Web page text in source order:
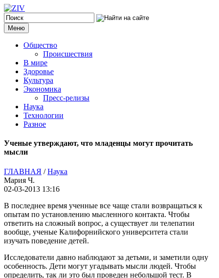
Меню
Общество
Происшествия
В мире
Здоровье
Культура
Экономика
Пресс-релизы
Наука
Технологии
Разное
Ученые утверждают, что младенцы могут прочитать
мысли
ГЛАВНАЯ /Наука
Мария Ч.
02-03-2013 13:16
В последнее время ученные все чаще стали возвращаться к
опытам по установлению мысленного контакта. Чтобы
ответить на сложный вопрос, а существует ли телепатии
вообще, ученые Калифорнийского университета стали
изучать поведение детей.
Исследователи давно наблюдают за детьми, и заметили одну
особенность. Дети могут угадывать мысли людей. Чтобы
определить, так ли это был проведен небольшой тест. В